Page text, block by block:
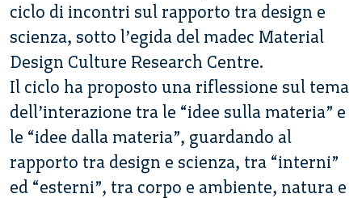
ciclo di incontri sul rapporto tra design e
scienza, sotto l’egida del madec Material
Design Culture Research Centre.
Il ciclo ha proposto una riflessione sul tema
dell’interazione tra le “idee sulla materia” e
le “idee dalla materia”, guardando al
rapporto tra design e scienza, tra “interni”
ed “esterni”, tra corpo e ambiente, natura e